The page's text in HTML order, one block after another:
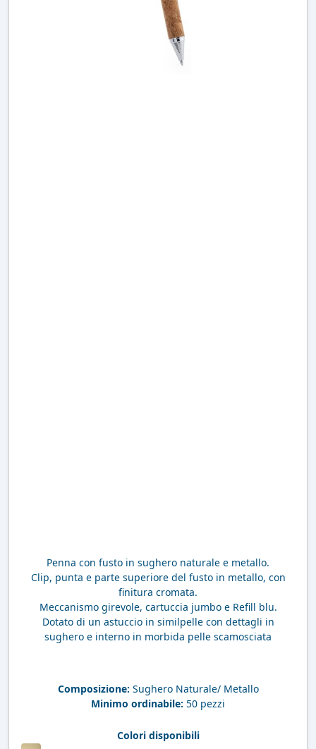
Penna con fusto in sughero naturale e metallo.
Clip, punta e parte superiore del fusto in metallo, con
finitura cromata.
Meccanismo girevole, cartuccia jumbo e Refill blu.
Dotato di un astuccio in similpelle con dettagli in
sughero e interno in morbida pelle scamosciata
Composizione: Sughero Naturale/ Metallo
Minimo ordinabile: 50 pezzi
Colori disponibili